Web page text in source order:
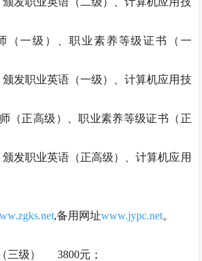
（一级）、职业素养等级证书（一
发职业英语（一级）、计算机应用技
（正高级）、职业素养等级证书（正
发职业英语（正高级）、计算机应用
,备用网址www.jypc.net。
（三级）
3800元；